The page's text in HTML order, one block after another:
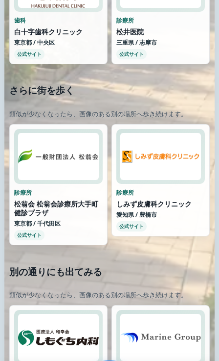
歯科
白十字歯科クリニック
東京都 / 中央区
公式サイト
診療所
松井医院
三重県 / 志摩市
公式サイト
さらに街を歩く
類似が少なくなったら、画像のある別の場所へ歩き続けます。
診療所
松翁会 松翁会診療所大手町
健診プラザ
東京都 / 千代田区
公式サイト
診療所
しみず皮膚科クリニック
愛知県 / 豊橋市
公式サイト
別の通りにも出てみる
類似が少なくなったら、画像のある別の場所へ歩き続けます。